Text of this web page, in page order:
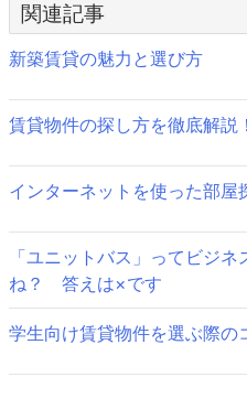
ナ
ビ
ゲ
ー
シ
ン
関連記事
新築賃貸の魅力と選び方
賃貸物件の探し方を徹底解説！
インターネットを使った部屋
「ユニットバス」ってビジ
ね？ 答えは×です
学生向け賃貸物件を選ぶ際の